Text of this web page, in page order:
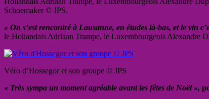
Schoemaker © JPS.
« On s’est rencontré à Lausanne, en études là-bas, et le vin
le Hollandais Adriaan Trampe, le Luxembourgeois Alexandre
Véro d’Hossegor et son groupe © JPS
« Très sympa un moment agréable avant les fêtes de Noël »,